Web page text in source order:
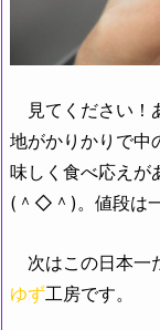
見てください！
地がかりかりで中
味しく食べ応えが
(＾◇＾)。値段は
次はこの日本一
ゆず工房です。